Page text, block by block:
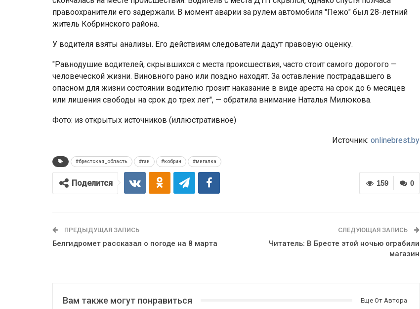
правоохранители его задержали. В момент аварии за рулем автомобиля "Пежо" был 28-летний
житель Кобринского района.
У водителя взяты анализы. Его действиям следователи дадут правовую оценку.
"Равнодушие водителей, скрывшихся с места происшествия, часто стоит самого дорогого —
человеческой жизни. Виновного рано или поздно находят. За оставление пострадавшего в
опасном для жизни состоянии водителю грозит наказание в виде ареста на срок до 6 месяцев
или лишения свободы на срок до трех лет", — обратила внимание Наталья Милюкова.
Фото: из открытых источников (иллюстративное)
Источник: onlinebrest.by
#брестская_область #гаи #кобрин #мигалка
0
159
Поделится
ПРЕДЫДУЩАЯ ЗАПИСЬ
Белгидромет рассказал о погоде на 8 марта
СЛЕДУЮЩАЯ ЗАПИСЬ
Читатель: В Бресте этой ночью ограбили
магазин
Вам также могут понравиться Еще От Автора